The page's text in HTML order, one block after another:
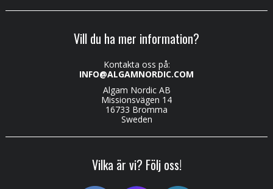
Vill du ha mer information?
Kontakta oss på:
INFO@ALGAMNORDIC.COM
Algam Nordic AB
Missionsvägen 14
16733 Bromma
Sweden
Vilka är vi? Följ oss!